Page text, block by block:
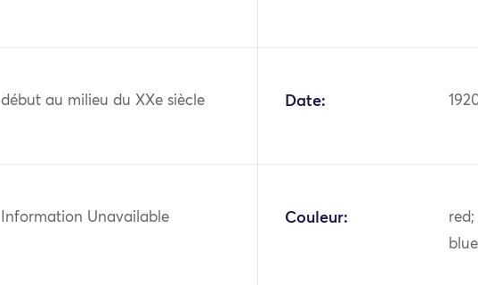
début au milieu du XXe siècle Date:
Information Unavailable Couleur:
blue